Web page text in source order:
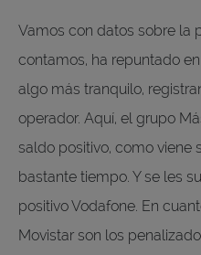
Vamos con datos sobre la
contamos, ha repuntado
algo más tranquilo,
operador. Aquí, el grupo
saldo positivo, como viene
bastante tiempo. Y se les
positivo Vodafone. En
Movistar son los